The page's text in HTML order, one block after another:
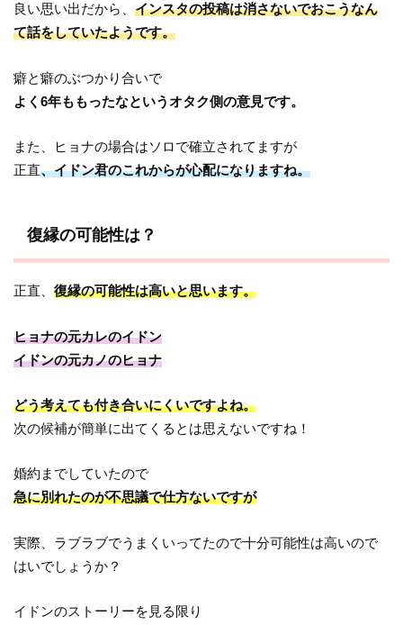
良い思い出だから、インスタの投稿は消さないでおこうなん
て話をしていたようです。
癖と癖のぶつかり合いで
よく6年ももったなというオタク側の意見です。
また、ヒョナの場合はソロで確立されてますが
正直、イドン君のこれからが心配になりますね。
復縁の可能性は？
正直、復縁の可能性は高いと思います。
ヒョナの元カレのイドン
イドンの元カノのヒョナ
どう考えても付き合いにくいですよね。
次の候補が簡単に出てくるとは思えないですね！
婚約までしていたので
急に別れたのが不思議で仕方ないですが
実際、ラブラブでうまくいってたので十分可能性は高いので
はいでしょうか？
イドンのストーリーを見る限り